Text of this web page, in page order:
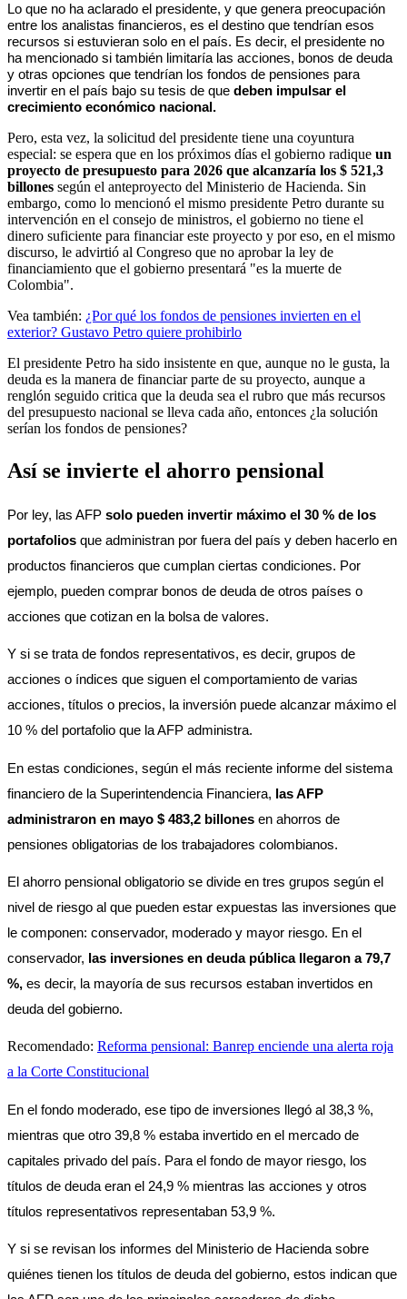
Lo que no ha aclarado el presidente, y que genera preocupación
entre los analistas financieros, es el destino que tendrían esos
recursos si estuvieran solo en el país. Es decir, el presidente no
ha mencionado si también limitaría las acciones, bonos de deuda
y otras opciones que tendrían los fondos de pensiones para
invertir en el país bajo su tesis de que deben impulsar el
crecimiento económico nacional.
Pero, esta vez, la solicitud del presidente tiene una coyuntura
especial: se espera que en los próximos días el gobierno radique un
proyecto de presupuesto para 2026 que alcanzaría los $ 521,3
billones según el anteproyecto del Ministerio de Hacienda. Sin
embargo, como lo mencionó el mismo presidente Petro durante su
intervención en el consejo de ministros, el gobierno no tiene el
dinero suficiente para financiar este proyecto y por eso, en el mismo
discurso, le advirtió al Congreso que no aprobar la ley de
financiamiento que el gobierno presentará "es la muerte de
Colombia".
Vea también: ¿Por qué los fondos de pensiones invierten en el
exterior? Gustavo Petro quiere prohibirlo
El presidente Petro ha sido insistente en que, aunque no le gusta, la
deuda es la manera de financiar parte de su proyecto, aunque a
renglón seguido critica que la deuda sea el rubro que más recursos
del presupuesto nacional se lleva cada año, entonces ¿la solución
serían los fondos de pensiones?
Así se invierte el ahorro pensional
Por ley, las AFP solo pueden invertir máximo el 30 % de los
portafolios que administran por fuera del país y deben hacerlo en
productos financieros que cumplan ciertas condiciones. Por
ejemplo, pueden comprar bonos de deuda de otros países o
acciones que cotizan en la bolsa de valores.
Y si se trata de fondos representativos, es decir, grupos de
acciones o índices que siguen el comportamiento de varias
acciones, títulos o precios, la inversión puede alcanzar máximo el
10 % del portafolio que la AFP administra.
En estas condiciones, según el más reciente informe del sistema
financiero de la Superintendencia Financiera, las AFP
administraron en mayo $ 483,2 billones en ahorros de
pensiones obligatorias de los trabajadores colombianos.
El ahorro pensional obligatorio se divide en tres grupos según el
nivel de riesgo al que pueden estar expuestas las inversiones que
le componen: conservador, moderado y mayor riesgo. En el
conservador, las inversiones en deuda pública llegaron a 79,7
%, es decir, la mayoría de sus recursos estaban invertidos en
deuda del gobierno.
Recomendado: Reforma pensional: Banrep enciende una alerta roja
a la Corte Constitucional
En el fondo moderado, ese tipo de inversiones llegó al 38,3 %,
mientras que otro 39,8 % estaba invertido en el mercado de
capitales privado del país. Para el fondo de mayor riesgo, los
títulos de deuda eran el 24,9 % mientras las acciones y otros
títulos representativos representaban 53,9 %.
Y si se revisan los informes del Ministerio de Hacienda sobre
quiénes tienen los títulos de deuda del gobierno, estos indican que